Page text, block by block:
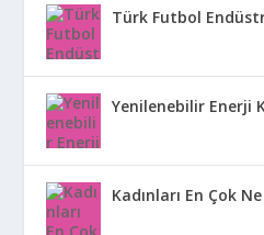
Türk Futbol
Yenilenebilir Enerji
Kadınları En Çok